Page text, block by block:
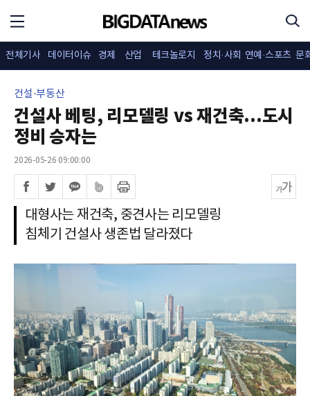
전체기사 데이터이슈 경제 산업 테크놀로지 정치·사회 연예·스포츠 문
건설·부동산
건설사 베팅, 리모델링 vs 재건축...도시
정비 승자는
2026-05-26 09:00:00
대형사는 재건축, 중견사는 리모델링
침체기 건설사 생존법 달라졌다